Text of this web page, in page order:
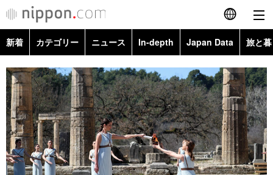
English
简体字
繁體字
Français
Español
カテゴリー
政治・外交
ニュース
新着 カテゴリー ニュース In-depth Japan Data 旅と
政治・外交
経済・ビジネス
国際・海外
社会
Topics
Images
People
東京